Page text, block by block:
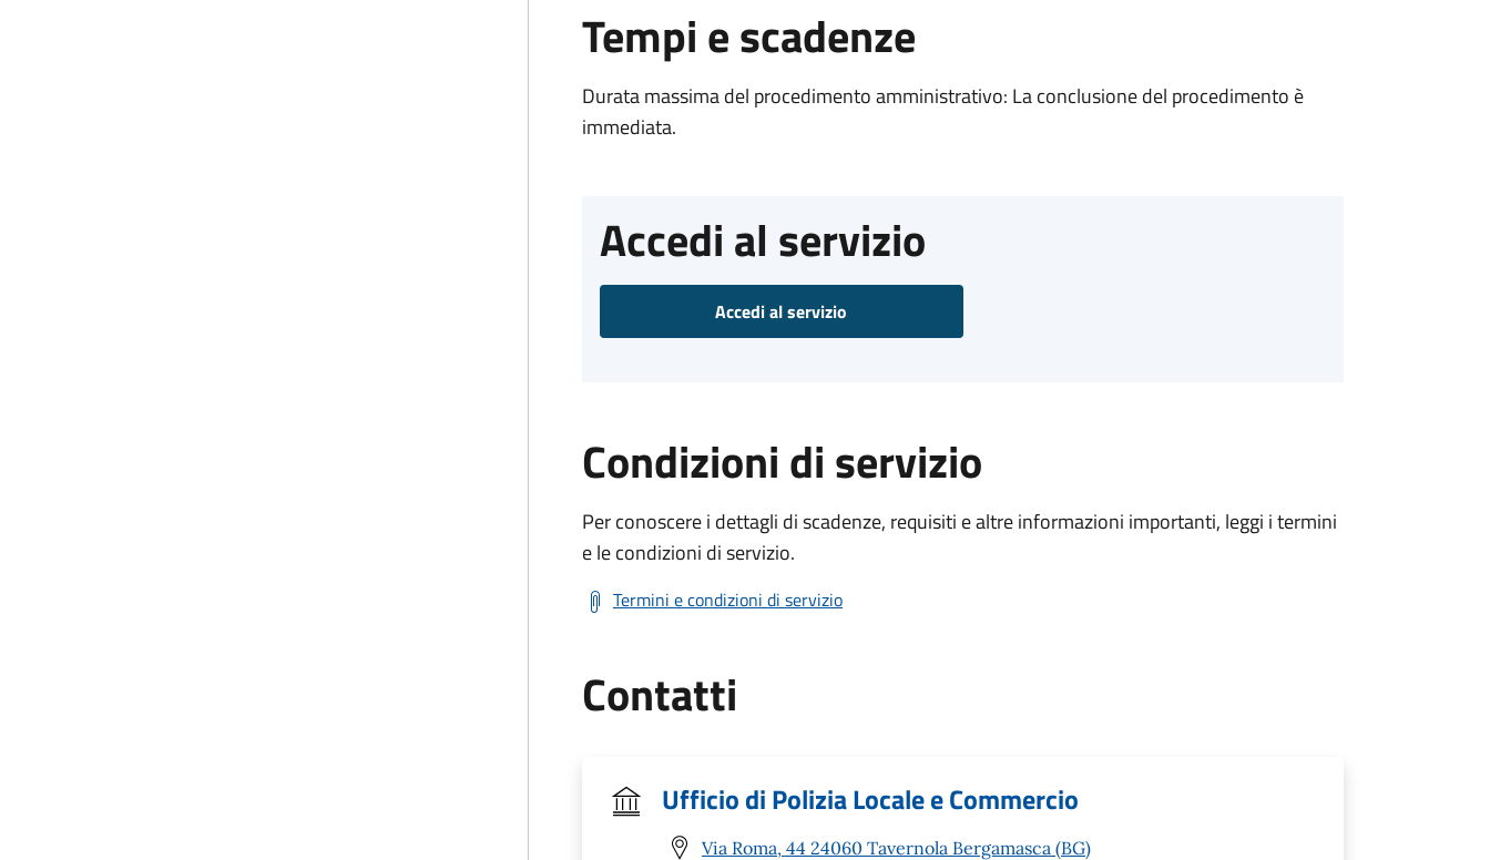
Tempi e scadenze
Durata massima del procedimento amministrativo: La conclusione del procedimento è
immediata.
Accedi al servizio
Accedi al servizio
Condizioni di servizio
Per conoscere i dettagli di scadenze, requisiti e altre informazioni importanti, leggi i termini
e le condizioni di servizio.
Termini e condizioni di servizio
Contatti
Ufficio di Polizia Locale e Commercio
Via Roma, 44 24060 Tavernola Bergamasca (BG)